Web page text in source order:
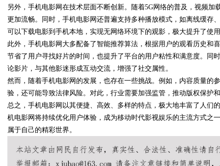
!
Bo
另外，手机电影网在技术层面不断创新。随着5G网络的普及，视频
更加流畅。同时，手机电影网还普遍支持多种播放模式，如离线缓存
可以下载电影到手机本地，实现无网络环境下的观影，极大提升了使
此外，手机电影网大多配备了智能推荐算法，根据用户的观看历史和
节省了用户寻找好片的时间，也提升了平台的用户粘性和满意度。同
论影片，与其他影迷形成互动交流，增强了社交属性。
然而，随着手机电影网的发展，也存在一些挑战。例如，内容质量的
验，还可能导致法律风险。对此，行业需要加强监管，推动版权保护
总之，手机电影网以其便捷、高效、多样的特点，极大地丰富了人们
机电影网将持续优化用户体验，成为移动时代影视娱乐的主流方式之
属于自己的精彩世界。